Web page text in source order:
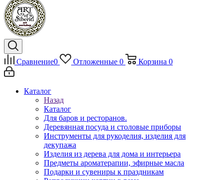
Сравнение0 Отложенные 0 Корзина 0
Каталог
Назад
Каталог
Для баров и ресторанов.
Деревянная посуда и столовые приборы
Инструменты для рукоделия, изделия для
декупажа
Изделия из дерева для дома и интерьера
Предметы ароматерапии, эфирные масла
Подарки и сувениры к праздникам